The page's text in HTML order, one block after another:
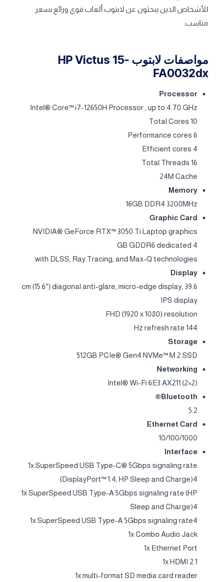
للأشخاص الذين يبحثون عن لابتوب ألعاب قوي ورائع بسعر
مناسب.
مواصفات لابتوب HP Victus 15-
FA0032dx
Processor
Intel® Core™ i7-12650H Processor , up to 4.70 GHz
Total Cores 10
Performance cores 6
Efficient cores 4
Total Threads 16
24M Cache
Memory
16GB DDR4 3200MHz
Graphic Card
NVIDIA® GeForce RTX™ 3050 Ti Laptop graphics
4 GB GDDR6 dedicated
with DLSS, Ray Tracing, and Max-Q technologies.
Display
39.6 cm (15.6″) diagonal anti-glare, micro-edge display,
IPS display
FHD (1920 x 1080) resolution
144 Hz refresh rate
Storage
512GB PCIe® Gen4 NVMe™ M.2 SSD
Networking
Intel® Wi-Fi 6E3 AX211 (2×2)
Bluetooth®
5.2
Ethernet Card
10/100/1000
Interface
1x SuperSpeed USB Type-C® 5Gbps signaling rate
(DisplayPort™ 1.4, HP Sleep and Charge)4
1x SuperSpeed USB Type-A 5Gbps signaling rate (HP
Sleep and Charge)4
1x SuperSpeed USB Type-A 5Gbps signaling rate4
1x Combo Audio Jack
1x Ethernet Port
1x HDMI 2.1
1x multi-format SD media card reader